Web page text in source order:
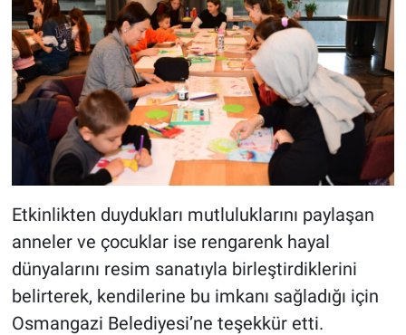
Etkinlikten duydukları mutluluklarını paylaşan
anneler ve çocuklar ise rengarenk hayal
dünyalarını resim sanatıyla birleştirdiklerini
belirterek, kendilerine bu imkanı sağladığı için
Osmangazi Belediyesi’ne teşekkür etti.